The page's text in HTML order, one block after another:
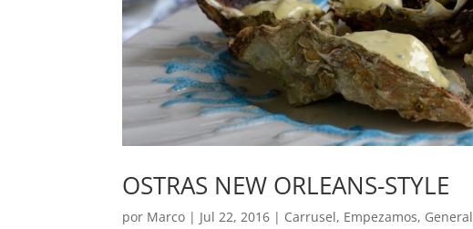
OSTRAS NEW ORLEANS-STYLE
por Marco | Jul 22, 2016 | Carrusel, Empezamos, General